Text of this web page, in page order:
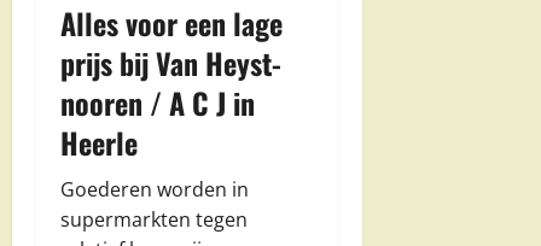
Alles voor een lage
prijs bij Van Heyst-
nooren / A C J in
Heerle
Goederen worden in
supermarkten tegen